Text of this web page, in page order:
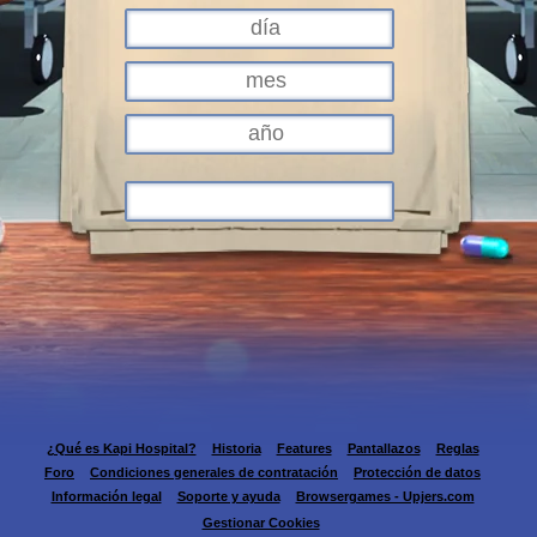
¿Qué es Kapi Hospital? Historia Features Pantallazos
Reglas
Foro
Condiciones generales de contratación
Protección de datos
Información legal
Soporte y ayuda
Browsergames - Upjers.com
Gestionar Cookies